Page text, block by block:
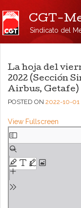
CGT-
Sindicato del
La hoja del
2022 (Sección
Airbus, Getafe)
POSTED ON 2022-10-01
View Fullscreen
Saltar
al
contenido
del
PDF